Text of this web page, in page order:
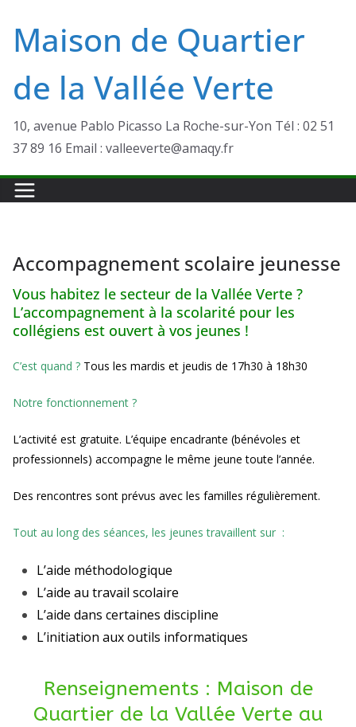
contenu
Maison de Quartier
de la Vallée Verte
10, avenue Pablo Picasso La Roche-sur-Yon Tél : 02 51
37 89 16 Email : valleeverte@amaqy.fr
Accompagnement scolaire jeunesse
Vous habitez le secteur de la Vallée Verte ?
L’accompagnement à la scolarité pour les
collégiens est ouvert à vos jeunes !
C’est quand ? Tous les mardis et jeudis de 17h30 à 18h30
Notre fonctionnement ?
L’activité est gratuite. L’équipe encadrante (bénévoles et
professionnels) accompagne le même jeune toute l’année.
Des rencontres sont prévus avec les familles régulièrement.
Tout au long des séances, les jeunes travaillent sur :
L’aide méthodologique
L’aide au travail scolaire
L’aide dans certaines discipline
L’initiation aux outils informatiques
Renseignements : Maison de
Quartier de la Vallée Verte au